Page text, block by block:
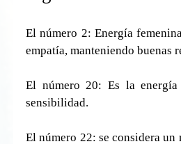
El número 2: Energía
empatía, manteniendo buenas
El número 20: Es la
sensibilidad.
El número 22: se considera un